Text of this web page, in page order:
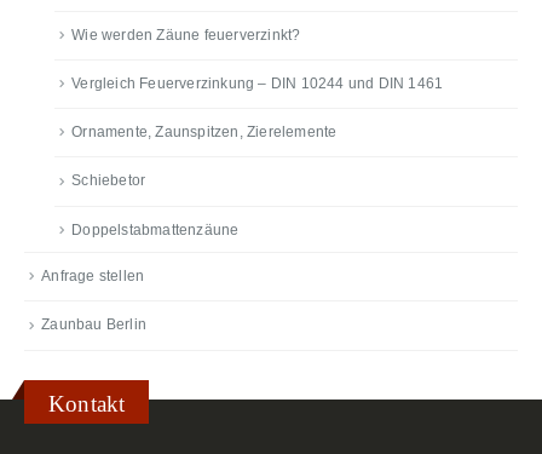
Wie werden Zäune feuerverzinkt?
Vergleich Feuerverzinkung – DIN 10244 und DIN 1461
Ornamente, Zaunspitzen, Zierelemente
Schiebetor
Doppelstabmattenzäune
Anfrage stellen
Zaunbau Berlin
Kontakt